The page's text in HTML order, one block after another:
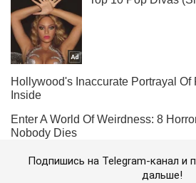
Подпишись на Telegram-канал и
дальше!